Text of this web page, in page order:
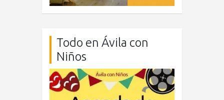
Todo en Ávila con
Niños